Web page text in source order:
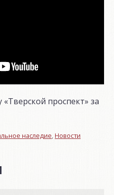
проспект» за
наследие,Новости